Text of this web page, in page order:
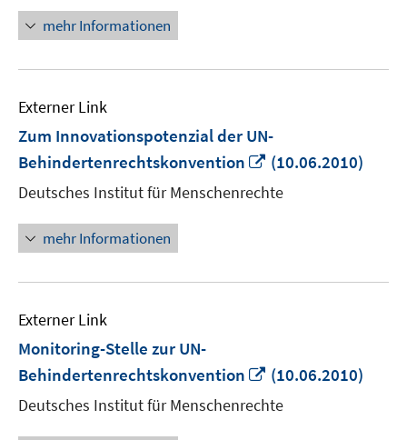
mehr Informationen
Externer Link
Zum Innovationspotenzial der UN-
Behindertenrechtskonvention
In
Fenster
(10.06.2010)
Deutsches Institut für Menschenrechte
mehr Informationen
Externer Link
Monitoring-Stelle zur UN-
Behindertenrechtskonvention
In
Fenster
(10.06.2010)
Deutsches Institut für Menschenrechte